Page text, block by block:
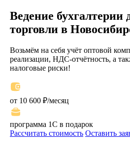
Ведение бухгалтерии
торговли в
Возьмём на себя учёт оптовой
реализации, НДС-отчётность, а
налоговые риски!
от 10 600 ₽/месяц
программа 1С в подарок
Рассчитать стоимость Оставить